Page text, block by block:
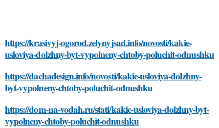
https://krasivyj-ogorod.zelynyjsad.info/novosti/kakie-
usloviya-dolzhny-byt-vypolneny-chtoby-poluchit-odnushku
https://dachadesign.info/novosti/kakie-usloviya-dolzhny-
byt-vypolneny-chtoby-poluchit-odnushku
https://dom-na-vodah.ru/stati/kakie-usloviya-dolzhny-byt-
vypolneny-chtoby-poluchit-odnushku